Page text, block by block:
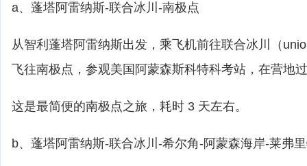
a、蓬塔阿雷纳斯-联合冰川-南极点
从智利蓬塔阿雷纳斯出发，乘飞机前往联合冰川（
飞往南极点，参观美国阿蒙森斯科特科考站，在营地
这是最简便的南极点之旅，耗时 3 天左右。
b、蓬塔阿雷纳斯-联合冰川-希尔角-阿蒙森海岸-莱弗